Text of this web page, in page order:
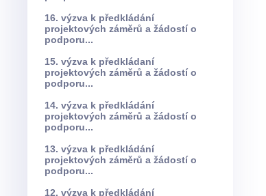
16. výzva k předkládání
projektových záměrů a žádostí o
podporu...
15. výzva k předkládaní
projektových záměrů a žádostí o
podporu...
14. výzva k předkládání
projektových záměrů a žádostí o
podporu...
13. výzva k předkládání
projektových záměrů a žádostí o
podporu...
12. výzva k předkládání